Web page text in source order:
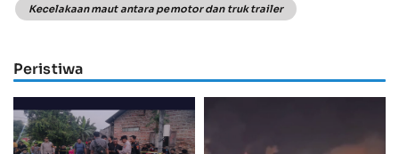
Kecelakaan maut antara pemotor dan truk trailer
Peristiwa